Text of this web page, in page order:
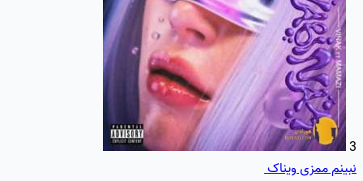
3
نبینم ممزی ویناک